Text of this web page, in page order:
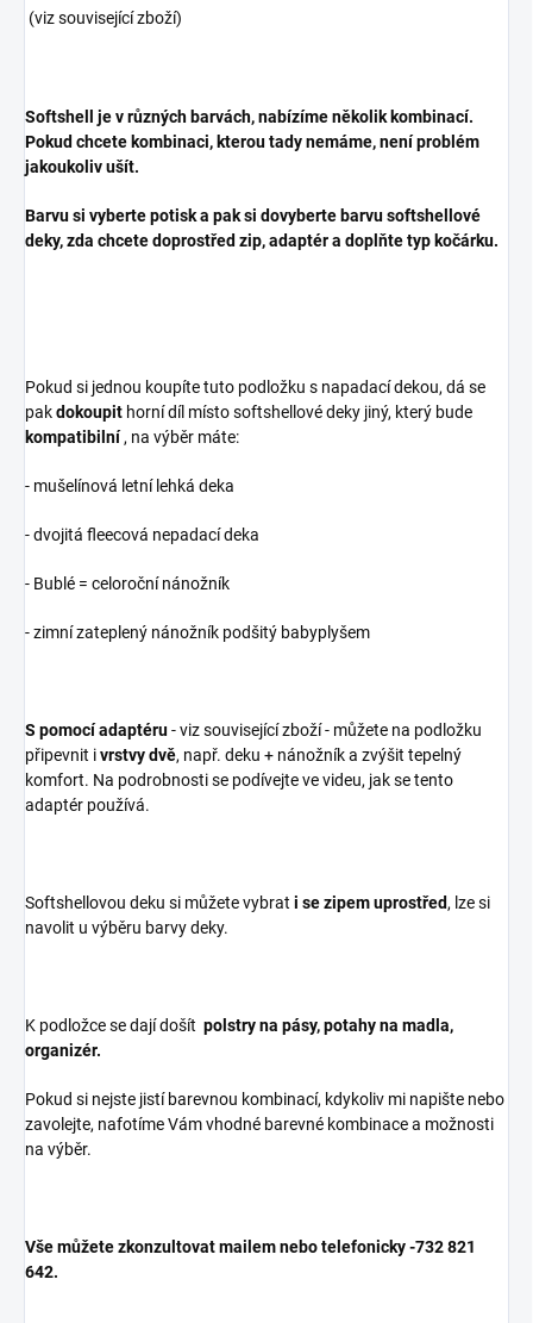
(viz související zboží)
Softshell je v různých barvách, nabízíme několik kombinací.
Pokud chcete kombinaci, kterou tady nemáme, není problém
jakoukoliv ušít.
Barvu si vyberte potisk a pak si dovyberte barvu softshellové
deky, zda chcete doprostřed zip, adaptér a doplňte typ kočárku.
Pokud si jednou koupíte tuto podložku s napadací dekou, dá se
pakdokoupit horní díl místo softshellové deky jiný, který bude
kompatibilní, na výběr máte:
- mušelínová letní lehká deka
- dvojitá fleecová nepadací deka
- Bublé = celoroční nánožník
- zimní zateplený nánožník podšitý babyplyšem
S pomocí adaptéru- viz související zboží - můžete na podložku
připevnit ivrstvy dvě, např. deku + nánožník a zvýšit tepelný
komfort. Na podrobnosti se podívejte ve videu, jak se tento
adaptér používá.
Softshellovou deku si můžete vybrat i se zipem uprostřed, lze si
navolit u výběru barvy deky.
K podložce se dají došít polstry na pásy, potahy na madla,
organizér.
Pokud si nejste jistí barevnou kombinací, kdykoliv mi napište nebo
zavolejte, nafotíme Vám vhodné barevné kombinace a možnosti
na výběr.
Vše můžete zkonzultovat mailem nebo telefonicky -732 821
642.